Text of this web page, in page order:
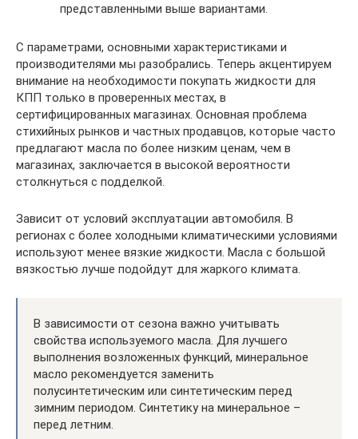
представленными выше вариантами.
С параметрами, основными характеристиками и
производителями мы разобрались. Теперь акцентируем
внимание на необходимости покупать жидкости для
КПП только в проверенных местах, в
сертифицированных магазинах. Основная проблема
стихийных рынков и частных продавцов, которые часто
предлагают масла по более низким ценам, чем в
магазинах, заключается в высокой вероятности
столкнуться с подделкой.
Зависит от условий эксплуатации автомобиля. В
регионах с более холодными климатическими условиями
используют менее вязкие жидкости. Масла с большой
вязкостью лучше подойдут для жаркого климата.
В зависимости от сезона важно учитывать
свойства используемого масла. Для лучшего
выполнения возложенных функций, минеральное
масло рекомендуется заменить
полусинтетическим или синтетическим перед
зимним периодом. Синтетику на минеральное –
перед летним.